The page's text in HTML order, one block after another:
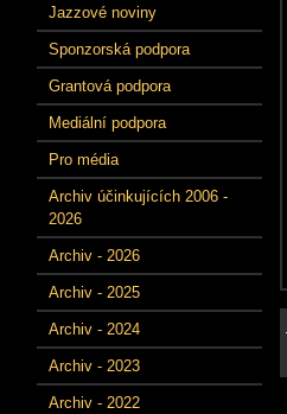
Jazzové noviny
Sponzorská podpora
Grantová podpora
Mediální podpora
Pro média
Archiv účinkujících 2006 -
2026
Archiv - 2026
Archiv - 2025
Archiv - 2024
Archiv - 2023
Archiv - 2022